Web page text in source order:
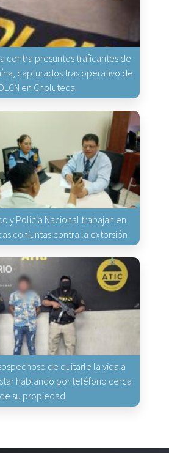
contra presuntos traficantes de
capturados tras operativo de
en Choluteca
y Policía Nacional trabajan en
conjuntas contra la extorsión
de quitarle la vida a
hablando por teléfono cerca
de su propiedad